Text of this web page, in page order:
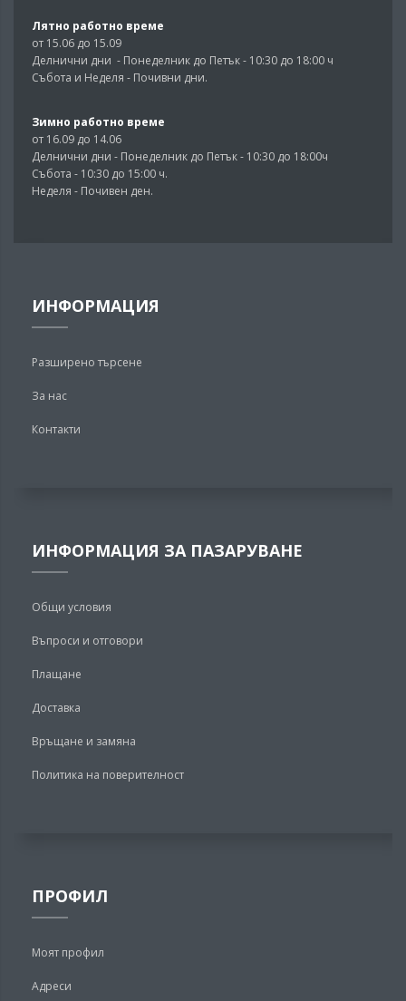
Лятно работно време
от 15.06 до 15.09
Делнични дни - Понеделник до Петък - 10:30 до 18:00 ч
Събота и Неделя - Почивни дни.
Зимно работно време
от 16.09 до 14.06
Делнични дни - Понеделник до Петък - 10:30 до 18:00ч
Събота - 10:30 до 15:00 ч.
Неделя - Почивен ден.
ИНФОРМАЦИЯ
Разширено търсене
За нас
Контакти
ИНФОРМАЦИЯ ЗА ПАЗАРУВАНЕ
Общи условия
Въпроси и отговори
Плащане
Доставка
Връщане и замяна
Политика на поверителност
ПРОФИЛ
Моят профил
Адреси